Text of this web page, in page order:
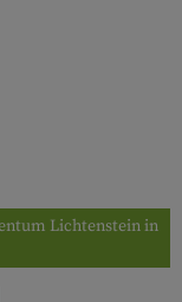
Lichtenstein in